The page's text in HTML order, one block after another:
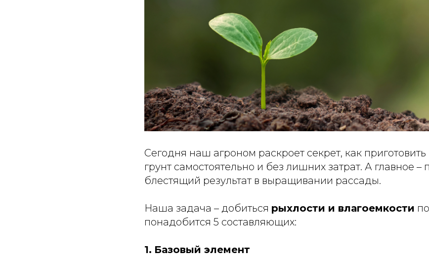
Сегодня наш агроном раскроет секрет, как
грунт самостоятельно и без лишних затрат. А главное –
блестящий результат в выращивании рассады.
Наша задача – добиться рыхлости и влагоемкости
понадобится 5 составляющих:
1. Базовый элемент